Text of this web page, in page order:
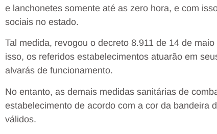
e lanchonetes somente até as zero hora, e com
sociais no estado.
Tal medida, revogou o decreto 8.911 de 14 de
isso, os referidos estabelecimentos atuarão em
alvarás de funcionamento.
No entanto, as demais medidas sanitárias de
estabelecimento de acordo com a cor da bandeira
válidos.